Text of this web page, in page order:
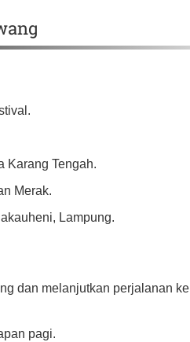
Karang Tengah.
Merak.
Lampung.
dan melanjutkan perjalanan ke
pagi.